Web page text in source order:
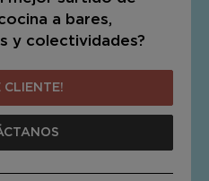
a bares,
y colectividades?
CLIENTE!